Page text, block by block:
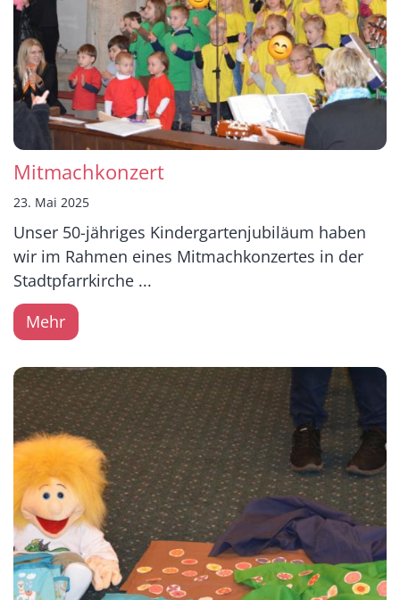
Mitmachkonzert
23. Mai 2025
Unser 50-jähriges Kindergartenjubiläum haben
wir im Rahmen eines Mitmachkonzertes in der
Stadtpfarrkirche ...
Mehr